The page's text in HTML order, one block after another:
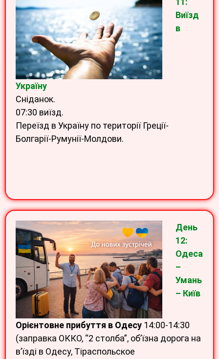
Виїзд
в
Україну
Сніданок.
07:30 виїзд.
Переїзд в Україну по території Греції-
Болгарії-Румунії-Молдови.
День
12:
Одеса
–
Умань
– Київ
Орієнтовне прибуття в Одесу 14:00-14:30
(заправка ОККО, “2 столба”, об’їзна дорога на
в’їзді в Одесу, Тіраспольское